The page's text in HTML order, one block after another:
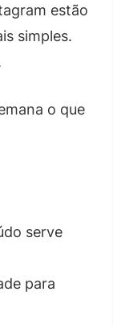
estão
simples.
o que
serve
para